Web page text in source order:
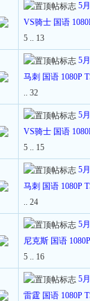
5
VS骑士 国语
5.. 13
5
马刺 国语 1080P
32
5
VS骑士 国语
5.. 15
5
马刺 国语 1080P
24
5
尼克斯 国语
5.. 16
5
雷霆 国语 1080P